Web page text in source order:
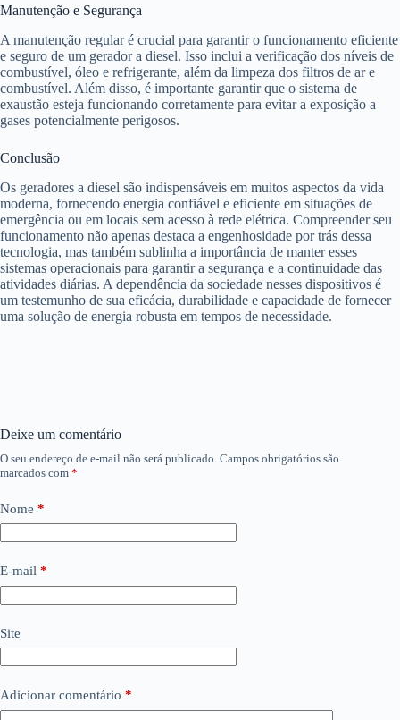
Manutenção e Segurança
A manutenção regular é crucial para garantir o funcionamento eficiente
e seguro de um gerador a diesel. Isso inclui a verificação dos níveis de
combustível, óleo e refrigerante, além da limpeza dos filtros de ar e
combustível. Além disso, é importante garantir que o sistema de
exaustão esteja funcionando corretamente para evitar a exposição a
gases potencialmente perigosos.
Conclusão
Os geradores a diesel são indispensáveis em muitos aspectos da vida
moderna, fornecendo energia confiável e eficiente em situações de
emergência ou em locais sem acesso à rede elétrica. Compreender seu
funcionamento não apenas destaca a engenhosidade por trás dessa
tecnologia, mas também sublinha a importância de manter esses
sistemas operacionais para garantir a segurança e a continuidade das
atividades diárias. A dependência da sociedade nesses dispositivos é
um testemunho de sua eficácia, durabilidade e capacidade de fornecer
uma solução de energia robusta em tempos de necessidade.
Deixe um comentário
O seu endereço de e-mail não será publicado. Campos obrigatórios são
marcados com *
Nome *
E-mail *
Site
Adicionar comentário *